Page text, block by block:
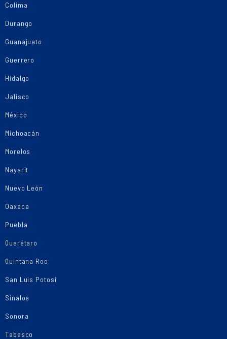
Colima
Durango
Guanajuato
Guerrero
Hidalgo
Jalisco
México
Michoacán
Morelos
Nayarit
Nuevo León
Oaxaca
Puebla
Querétaro
Quintana Roo
San Luis Potosí
Sinaloa
Sonora
Tabasco